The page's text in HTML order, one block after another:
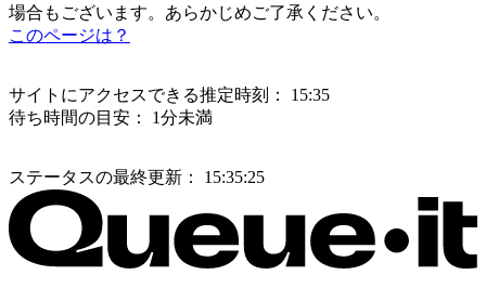
場合もございます。あらかじめご了承ください。
このページは？
サイトにアクセスできる推定時刻：
15:35
待ち時間の目安：
1分未満
ステータスの最終更新： 15:35:25